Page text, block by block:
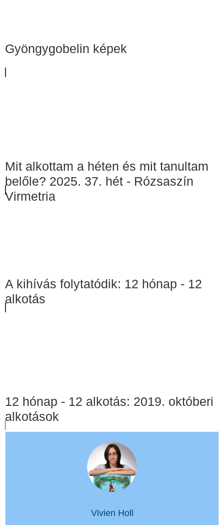
Gyöngygobelin képek
Mit alkottam a héten és mit tanultam
belőle? 2025. 37. hét - Rózsaszín
Virmetria
A kihívás folytatódik: 12 hónap - 12
alkotás
12 hónap - 12 alkotás: 2019. októberi
alkotások
Vivien Holl